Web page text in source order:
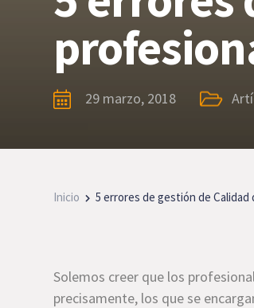
29 marzo, 2018
Inicio 5 errores de gestión de
Solemos creer que los
precisamente, los que se